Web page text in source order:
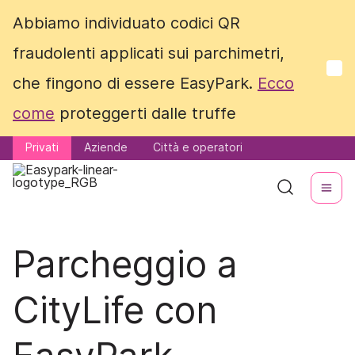
Abbiamo individuato codici QR
fraudolenti applicati sui parchimetri,
che fingono di essere EasyPark. Ecco
come proteggerti dalle truffe
Privati Aziende Città e operatori
Abbiamo individuato codici QR
fraudolenti applicati sui parchimetri,
che fingono di essere EasyPark. Ecco
come proteggerti dalle truffe
Privati Aziende Città e operatori
Parcheggio a
CityLife con